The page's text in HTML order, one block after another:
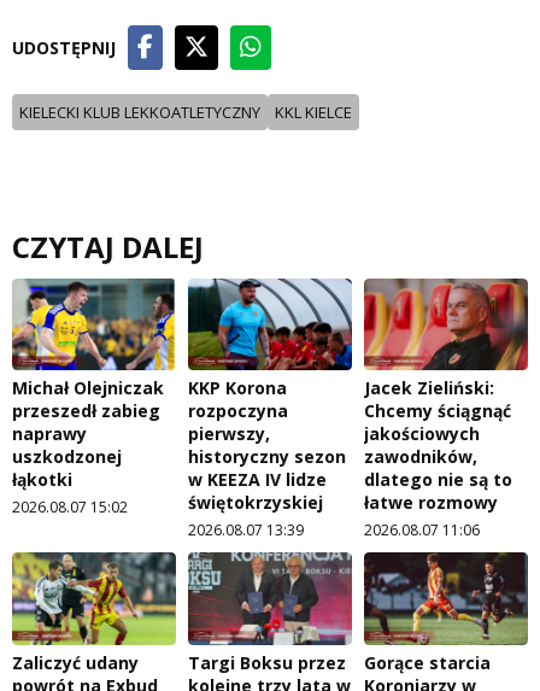
UDOSTĘPNIJ
KIELECKI KLUB LEKKOATLETYCZNY KKL KIELCE
CZYTAJ DALEJ
Michał Olejniczak
przeszedł zabieg
naprawy
uszkodzonej
łąkotki
2026.08.07 15:02
KKP Korona
rozpoczyna
pierwszy,
historyczny sezon
w KEEZA IV lidze
świętokrzyskiej
2026.08.07 13:39
Jacek Zieliński:
Chcemy ściągnąć
jakościowych
zawodników,
dlatego nie są to
łatwe rozmowy
2026.08.07 11:06
Zaliczyć udany
powrót na Exbud
Targi Boksu przez
kolejne trzy lata w
Gorące starcia
Koroniarzy w